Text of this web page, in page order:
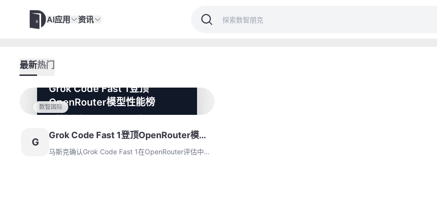
AI应用 资讯
最新热门
数智国际
Grok Code Fast 1登顶
OpenRouter模型性能榜
马斯克确认Grok Code Fast 1在OpenRouter
彰显Grok在代码生成领域优势，OpenRouter
排名变动反映AI模型技术竞争格局。
G
Grok Code Fast 1登顶OpenRouter模型
性能榜
马斯克确认Grok Code Fast 1在OpenRouter评估中超